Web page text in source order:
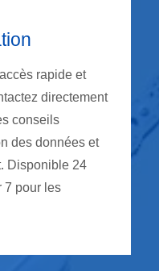
rapide et
directement
conseils
des données et
Disponible 24
7 pour les